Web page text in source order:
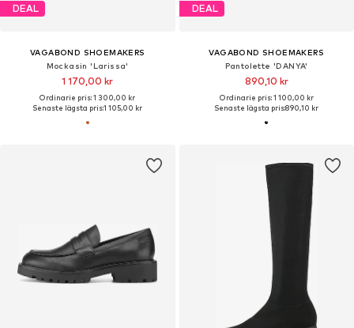
DEAL
VAGABOND SHOEMAKERS
Mockasin 'Larissa'
1 170,00 kr
Ordinarie pris: 1 300,00 kr
Senaste lägsta pris:1 105,00 kr
DEAL
VAGABOND SHOEMAKERS
Pantolette 'DANYA'
890,10 kr
Ordinarie pris: 1 100,00 kr
Senaste lägsta pris:890,10 kr